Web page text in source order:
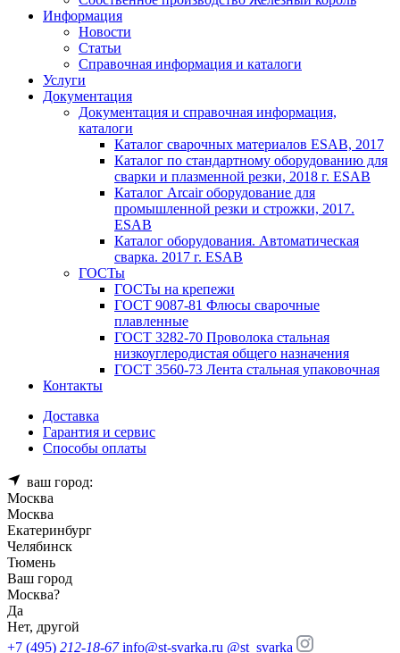
Информация
Новости
Статьи
Справочная информация и каталоги
Услуги
Документация
Документация и справочная информация,
каталоги
Каталог сварочных материалов ESAB, 2017
Каталог по стандартному оборудованию для
сварки и плазменной резки, 2018 г. ESAB
Каталог Arcair оборудование для
промышленной резки и строжки, 2017.
ESAB
Каталог оборудования. Автоматическая
сварка. 2017 г. ESAB
ГОСТы
ГОСТы на крепежи
ГОСТ 9087-81 Флюсы сварочные
плавленные
ГОСТ 3282-70 Проволока стальная
низкоуглеродистая общего назначения
ГОСТ 3560-73 Лента стальная упаковочная
Контакты
Доставка
Гарантия и сервис
Способы оплаты
ваш город:
Москва
Москва
Екатеринбург
Челябинск
Тюмень
Ваш город
Москва?
Да
Нет, другой
+7 (495) 212-18-67 info@st-svarka.ru @st_svarka